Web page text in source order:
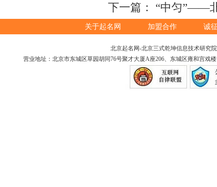
下一篇： “中匀”——
关于起名网 加盟合作 诚
北京起名网-北京三式乾坤信息技术研究
营业地址：北京市东城区草园胡同76号聚才大厦A座206、东城区雍和宫戏